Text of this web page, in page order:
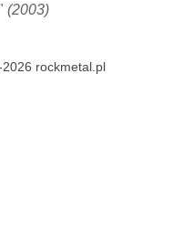
(2003)
rockmetal.pl